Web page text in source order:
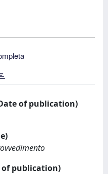
of publication)
of publication)